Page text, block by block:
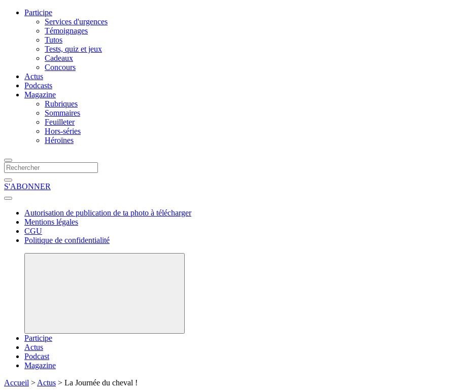
Participe
Services d'urgences
Témoignages
Tutos
Tests, quiz et jeux
Cadeaux
Concours
Actus
Podcasts
Magazine
Rubriques
Sommaires
Feuilleter
Hors-séries
Héroïnes
S'ABONNER
Autorisation de publication de ta photo à télécharger
Mentions légales
CGU
Politique de confidentialité
Participe
Actus
Podcast
Magazine
Accueil > Actus > La Journée du cheval !